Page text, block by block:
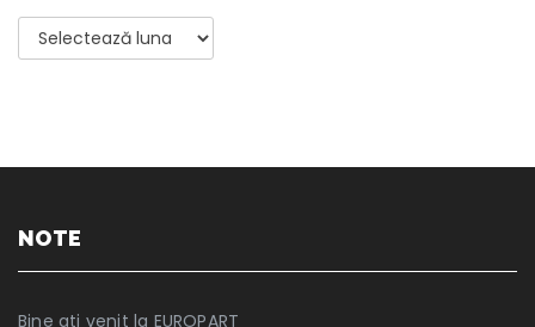
Archiva
NOTE
Bine ati venit la EUROPART